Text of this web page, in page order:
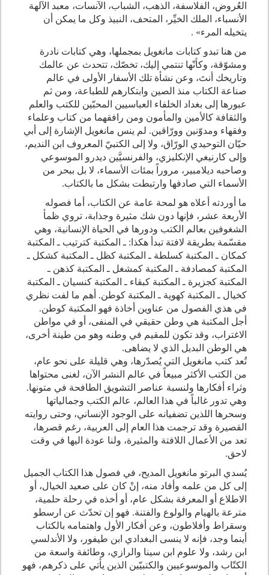
العُروض، الفلاسفة، الذهب، الشباب، الآنسات، معبد الآلهة
الأنسباء، الملك الخيِّر، المتحف، النبيذ وكل ما يمكن أن
يتخيله المرء» .
من هنا تبدو كتابات مانغويل بمجملها، وهي كتابات نادرة
ومشوّقة، وكأنّها تنتمي إليك، تخصّك، تتحدث عن عالمك
وتاريخك أنتَ، وعن نشأة تلك الأسفار الأولى في عالم
صناعة الكتاب منذ الصين وابتكارهم للطباعة، ومن ثم
عبورها إلى بغداد الخلفاء العباسيين المحبّين للكتب والعلم
والثقافة كالأمين والمأمون ومن رافقهما من كتاب وعلماء
وفقهاء ومدوّنين وورّاقين. لم ينس مانغويل الإشارة إلى أبي
حيّان التوحيدي الورّاق، ولا إلى الكتبيّ المعروف ابن النديم،
وإلى كارنيغي الإنكليزي، والفرنسيَّين ديدرو الموسوعي
وصاحبه ديلامبير، مروراً بمئات الأسماء، لا بل ببحر من
الأسماء التي صادفها وارتبطت بشكل ما بالكتاب.
ما أوردته أعلاه هو لمحة عامة عن الكتاب، أما فصوله
الأربعة عشر، فإنها دون شك مثيرة وجذابة، تروي ظمأ
الشغوفين بعالم الكتب ودورها في الحياة الإنسانية، وهي
مقسّمة بطريقة لافتة تبدأ هكذا: ـ المكتبة كترتيب ـ المكتبة
كمكان ـ المكتبة كسلطة ـ المكتبة كظل ـ المكتبة كشكل ـ
المكتبة كمصادفة ـ المكتبة كمشغل ـ المكتبة كذهن ـ
المكتبة كجزيرة ـ المكتبة كبقاء ـ المكتبة كنسيان ـ المكتبة
كخيال ـ المكتبة كهوية ـ المكتبة كوطن. أهم ما لفت نظري
في هذي الفصول من عناوين أخاذة فهو المكتبة كوطن.
أجل المكتبة هي وطن حقيقي في المنفى، أو في مواطن
الاغتراب، وقد تكون للمقيم في وطنه وهو من طينة أخرى،
هي الوطن البديل الذي لا يضاهى.
تُعد كتب مانغويل التي يُصدّرها، وهي قليلة على نحو عام،
من الكتب الأكثر مبيعاً في عالم النشر الآن، لغنى محتواها
وثراء أفكارها ولنسبة عناصر التشويق الطافحة في متونها.
وهي تدور غالباً في هذا العالم، عالم الكتب وجمالياتها
وسحرها اللذين تضفيانه على الوجود الإنساني، وحتى روايته
القصيرة وقد ترجمت هذا العام إلى العربية، رغم قصرها،
تعد من الأعمال اللافتة والمثيرة، ولنا عودة اليها في وقت
لاحق.
يُسدي البرتو مانغويل المديح، في فصول هذا الكتاب الجميل
إلى كل من علمه وأفاد منه، إنْ كان على صعيد الخيال، أو
الاطلاع أو المعرفة بشكل عام، أو أخذه في رحلة حلمية،
مترعة بالهيام والولوع والفتنة. فهو إن تحدّث عن ارسطو
وسقراط وأفلاطون، وعن أفكار الأول واهتمامه بالكتاب
أينما وجد، فإنه لا ينسى البغدادي ابن طيفور، ولا الأندلسي
ابن رشد، ولا علوم ابن سينا والرازي، وطائفة واسعة من
الكتّاب والموسوعيين والكتبيّين الذين يأتي على ذكرهم، فهو